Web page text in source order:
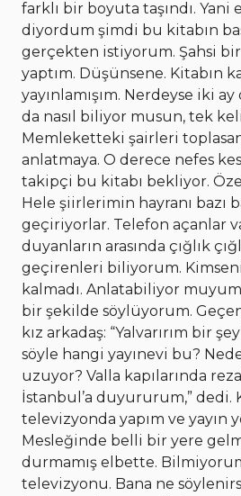
farklı bir boyuta taşındı. Yani
diyordum şimdi bu kitabın
gerçekten istiyorum. Şahsi
yaptım. Düşünsene. Kitabın
yayınlamışım. Nerdeyse iki
da nasıl biliyor musun, tek
Memleketteki şairleri
anlatmaya. O derece nefes
takipçi bu kitabı bekliyor.
Hele şiirlerimin hayranı bazı
geçiriyorlar. Telefon açanlar
duyanların arasında çığlık
geçirenleri biliyorum.
kalmadı. Anlatabiliyor
bir şekilde söylüyorum.
kız arkadaş: “Yalvarırım bir
söyle hangi yayınevi bu?
uzuyor? Valla kapılarında
İstanbul’a duyururum,” dedi.
televizyonda yapım ve yayın
Mesleğinde belli bir yere
durmamış elbette.
televizyonu. Bana ne